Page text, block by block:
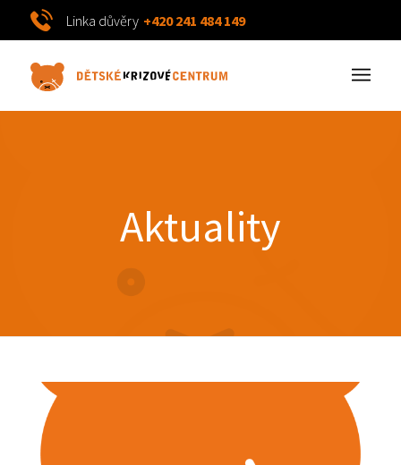
Linka důvěry +420 241 484 149
Aktuality